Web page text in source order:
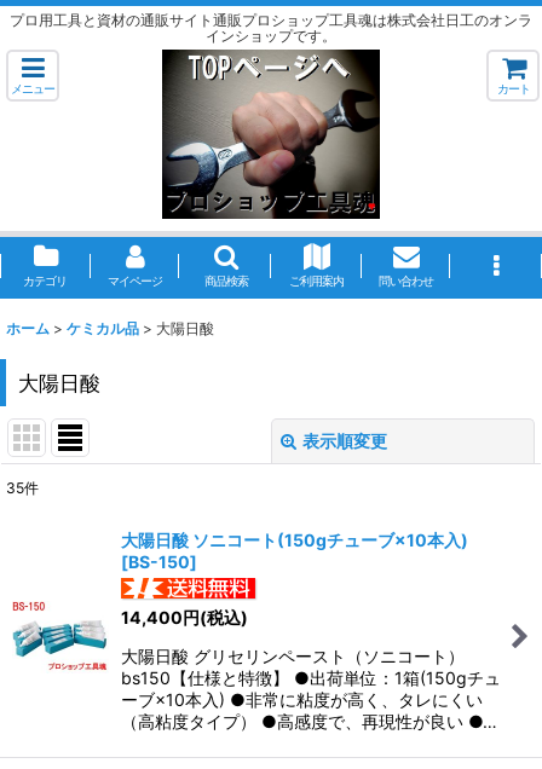
プロ用工具と資材の通販サイト通販プロショップ工具魂は株式会社日工のオンラ
インショップです。
メニュー カート
カテゴリ マイページ 商品検索 ご利用案内 問い合わせ
ホーム > ケミカル品 > 大陽日酸
大陽日酸
表示順変更
35件
大陽日酸 ソニコート(150gチューブ×10本入)
[BS-150]
14,400円(税込)
大陽日酸 グリセリンペースト（ソニコート）
bs150【仕様と特徴】 ●出荷単位：1箱(150gチュ
ーブ×10本入) ●非常に粘度が高く、タレにくい
（高粘度タイプ） ●高感度で、再現性が良い ●…